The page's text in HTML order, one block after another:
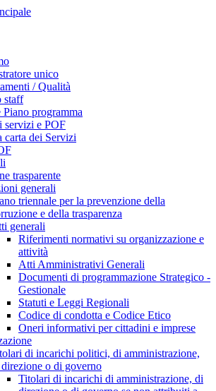
unico
/ Qualità
staff
Piano programma
servizi e POF
carta dei Servizi
trasparente
generali
triennale per la prevenzione della
e della trasparenza
generali
Riferimenti normativi su organizzazione e
attività
Atti Amministrativi Generali
Documenti di programmazione Strategico -
Gestionale
Statuti e Leggi Regionali
Codice di condotta e Codice Etico
Oneri informativi per cittadini e imprese
di incarichi politici, di amministrazione,
o di governo
Titolari di incarichi di amministrazione, di